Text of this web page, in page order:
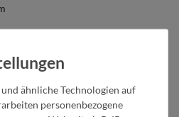
Formular. Der Widerruf ist formfrei und
Bestätigung folgt per E-Mail.
ähnliche Technologien auf
personenbezogene